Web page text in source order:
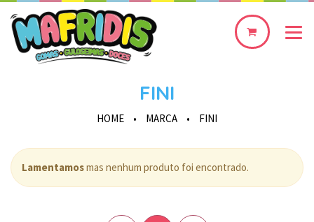
0
FINI
HOME • MARCA • FINI
Lamentamosmas nenhum produto foi encontrado.